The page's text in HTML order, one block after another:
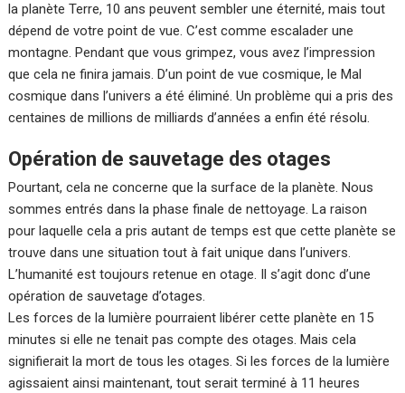
la planète Terre, 10 ans peuvent sembler une éternité, mais tout
dépend de votre point de vue. C’est comme escalader une
montagne. Pendant que vous grimpez, vous avez l’impression
que cela ne finira jamais. D’un point de vue cosmique, le Mal
cosmique dans l’univers a été éliminé. Un problème qui a pris des
centaines de millions de milliards d’années a enfin été résolu.
Opération de sauvetage des otages
Pourtant, cela ne concerne que la surface de la planète. Nous
sommes entrés dans la phase finale de nettoyage. La raison
pour laquelle cela a pris autant de temps est que cette planète se
trouve dans une situation tout à fait unique dans l’univers.
L’humanité est toujours retenue en otage. Il s’agit donc d’une
opération de sauvetage d’otages.
Les forces de la lumière pourraient libérer cette planète en 15
minutes si elle ne tenait pas compte des otages. Mais cela
signifierait la mort de tous les otages. Si les forces de la lumière
agissaient ainsi maintenant, tout serait terminé à 11 heures